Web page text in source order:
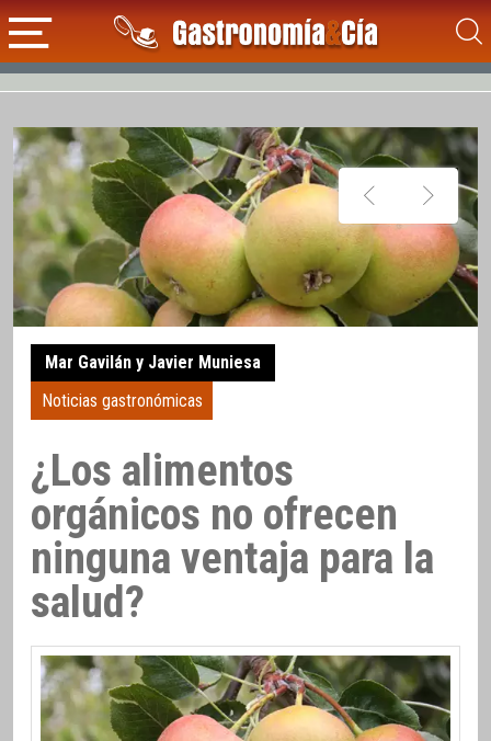
Mar Gavilán y Javier Muniesa
Noticias gastronómicas
¿Los alimentos
orgánicos no ofrecen
ninguna ventaja para la
salud?